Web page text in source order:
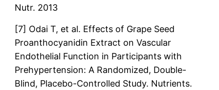
Nutr. 2013
[7] Odai T, et al. Effects of Grape Seed
Proanthocyanidin Extract on Vascular
Endothelial Function in Participants with
Prehypertension: A Randomized, Double-
Blind, Placebo-Controlled Study. Nutrients.